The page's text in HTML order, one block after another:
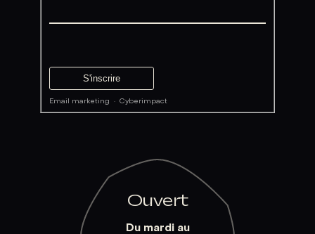
Email marketing ·Cyberimpact
Ouvert
Du mardi au